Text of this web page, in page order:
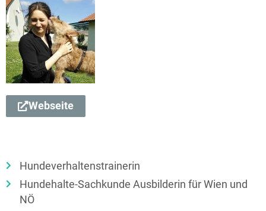
Webseite
Hundeverhaltenstrainerin
Hundehalte-Sachkunde Ausbilderin für Wien und
NÖ